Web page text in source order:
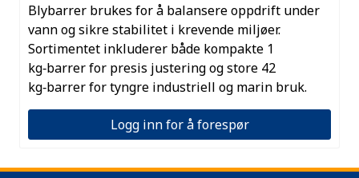
Blybarrer brukes for å balansere oppdrift under
vann og sikre stabilitet i krevende miljøer.
Sortimentet inkluderer både kompakte 1
kg‑barrer for presis justering og store 42
kg‑barrer for tyngre industriell og marin bruk.
Logg inn for å forespør